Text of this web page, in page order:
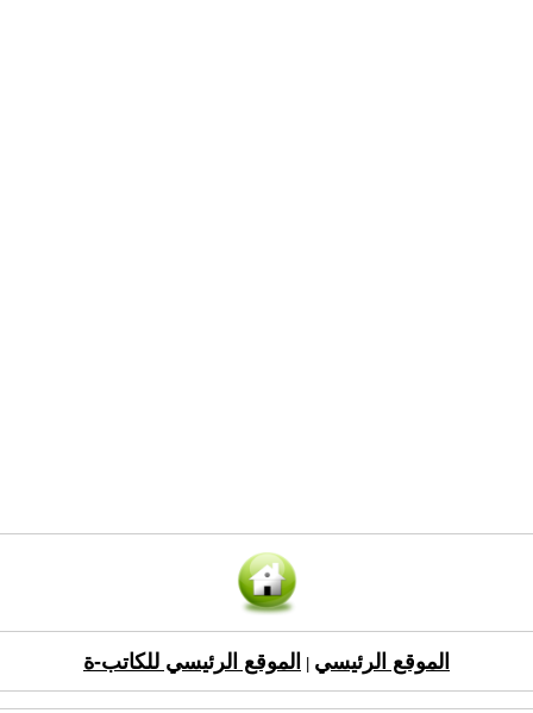
الموقع الرئيسي الموقع الرئيسي للكاتب-ة